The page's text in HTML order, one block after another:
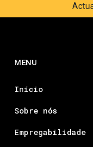
MENU
Início
Sobre nós
Empregabilidade